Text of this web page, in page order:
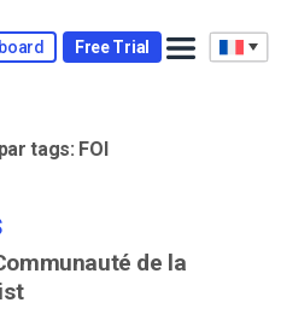
Free Trial
tags: FOI
de la